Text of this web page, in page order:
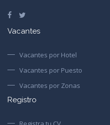
Vacantes
Vacantes por Hotel
Vacantes por Puesto
Vacantes por Zonas
Registro